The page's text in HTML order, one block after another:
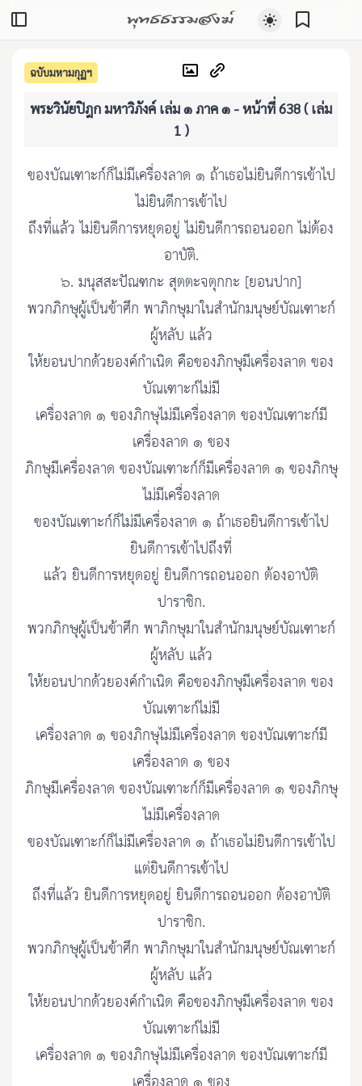
พุทธธรรมสงฆ์
ฉบับมหามกุฏฯ
พระวินัยปิฎก มหาวิภังค์ เล่ม ๑ ภาค ๑ - หน้าที่ 638 ( เล่ม
1 )
ของบัณเฑาะก์ก็ไม่มีเครื่องลาด ๑ ถ้าเธอไม่ยินดีการเข้าไป
ไม่ยินดีการเข้าไป
ถึงที่แล้ว ไม่ยินดีการหยุดอยู่ ไม่ยินดีการถอนออก ไม่ต้อง
อาบัติ.
๖. มนุสสะปัณฑกะ สุตตะจตุกกะ [ยอนปาก]
พวกภิกษุผู้เป็นข้าศึก พาภิกษุมาในสำนักมนุษย์บัณเฑาะก์
ผู้หลับ แล้ว
ให้ยอนปากด้วยองค์กำเนิด คือของภิกษุมีเครื่องลาด ของ
บัณเฑาะก์ไม่มี
เครื่องลาด ๑ ของภิกษุไม่มีเครื่องลาด ของบัณเฑาะก์มี
เครื่องลาด ๑ ของ
ภิกษุมีเครื่องลาด ของบัณเฑาะก์ก็มีเครื่องลาด ๑ ของภิกษุ
ไม่มีเครื่องลาด
ของบัณเฑาะก์ก็ไม่มีเครื่องลาด ๑ ถ้าเธอยินดีการเข้าไป
ยินดีการเข้าไปถึงที่
แล้ว ยินดีการหยุดอยู่ ยินดีการถอนออก ต้องอาบัติ
ปาราชิก.
พวกภิกษุผู้เป็นข้าศึก พาภิกษุมาในสำนักมนุษย์บัณเฑาะก์
ผู้หลับ แล้ว
ให้ยอนปากด้วยองค์กำเนิด คือของภิกษุมีเครื่องลาด ของ
บัณเฑาะก์ไม่มี
เครื่องลาด ๑ ของภิกษุไม่มีเครื่องลาด ของบัณเฑาะก์มี
เครื่องลาด ๑ ของ
ภิกษุมีเครื่องลาด ของบัณเฑาะก์ก็มีเครื่องลาด ๑ ของภิกษุ
ไม่มีเครื่องลาด
ของบัณเฑาะก์ก็ไม่มีเครื่องลาด ๑ ถ้าเธอไม่ยินดีการเข้าไป
แต่ยินดีการเข้าไป
ถึงที่แล้ว ยินดีการหยุดอยู่ ยินดีการถอนออก ต้องอาบัติ
ปาราชิก.
พวกภิกษุผู้เป็นข้าศึก พาภิกษุมาในสำนักมนุษย์บัณเฑาะก์
ผู้หลับ แล้ว
ให้ยอนปากด้วยองค์กำเนิด คือของภิกษุมีเครื่องลาด ของ
บัณเฑาะก์ไม่มี
เครื่องลาด ๑ ของภิกษุไม่มีเครื่องลาด ของบัณเฑาะก์มี